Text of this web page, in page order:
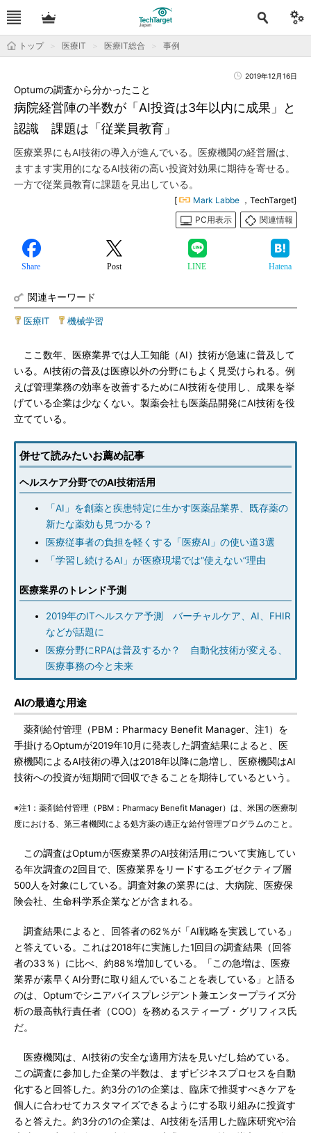
トップ 医療IT 医療IT総合 事例
2019年12月16日
病院経営陣の半数が「AI投資は3年以内に成果」と
認識 課題は「従業員教育」
Optumの調査から分かったこと
医療業界にもAI技術の導入が進んでいる。医療機関の経営層は、
ますます実用的になるAI技術の高い投資対効果に期待を寄せる。
一方で従業員教育に課題を見出している。
[ Mark Labbe ，TechTarget]
PC用表示
関連情報
Share Post LINE Hatena
関連キーワード
医療IT 機械学習
ここ数年、医療業界では人工知能（AI）技術が急速に普及して
いる。AI技術の普及は医療以外の分野にもよく見受けられる。例
えば管理業務の効率を改善するためにAI技術を使用し、成果を挙
げている企業は少なくない。製薬会社も医薬品開発にAI技術を役
立てている。
併せて読みたいお薦め記事
ヘルスケア分野でのAI技術活用
「AI」を創薬と疾患特定に生かす医薬品業界、既存薬の
新たな薬効も見つかる？
医療従事者の負担を軽くする「医療AI」の使い道3選
「学習し続けるAI」が医療現場では“使えない”理由
医療業界のトレンド予測
2019年のITヘルスケア予測 バーチャルケア、AI、FHIR
などが話題に
医療分野にRPAは普及するか？ 自動化技術が変える、
医療事務の今と未来
AIの最適な用途
薬剤給付管理（PBM：Pharmacy Benefit Manager、注1）を
手掛けるOptumが2019年10月に発表した調査結果によると、医
療機関によるAI技術の導入は2018年以降に急増し、医療機関はAI
技術への投資が短期間で回収できることを期待しているという。
※注1：薬剤給付管理（PBM：Pharmacy Benefit Manager）は、米国の医療制
度における、第三者機関による処方薬の適正な給付管理プログラムのこと。
この調査はOptumが医療業界のAI技術活用について実施してい
る年次調査の2回目で、医療業界をリードするエグゼクティブ層
500人を対象にしている。調査対象の業界には、大病院、医療保
険会社、生命科学系企業などが含まれる。
調査結果によると、回答者の62％が「AI戦略を実践している」
と答えている。これは2018年に実施した1回目の調査結果（回答
者の33％）に比べ、約88％増加している。「この急増は、医療
業界が素早くAI分野に取り組んでいることを表している」と語る
のは、Optumでシニアバイスプレジデント兼エンタープライズ分
析の最高執行責任者（COO）を務めるスティーブ・グリフィス氏
だ。
医療機関は、AI技術の安全な適用方法を見いだし始めている。
この調査に参加した企業の半数は、まずビジネスプロセスを自動
化すると回答した。約3分の1の企業は、臨床で推奨すべきケアを
個人に合わせてカスタマイズできるようにする取り組みに投資す
ると答えた。約3分の1の企業は、AI技術を活用した臨床研究や治